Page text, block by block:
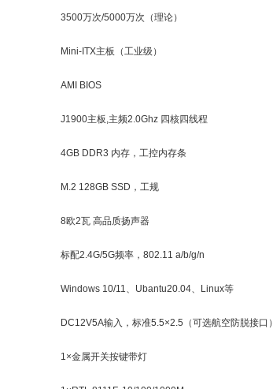
3500万次/5000万次（理论）
Mini-ITX主板（工业级）
AMI BIOS
J1900主板,主频2.0Ghz 四核四线程
4GB DDR3 内存，工控内存条
M.2 128GB SSD，工规
8欧2瓦 高品质扬声器
标配2.4G/5G频率，802.11 a/b/g/n
Windows 10/11、Ubantu20.04、Linux等
DC12V5A输入，标准5.5×2.5（可选航空防脱接口）
1×金属开关按键带灯